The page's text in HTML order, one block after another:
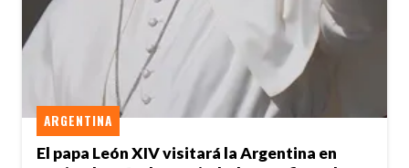
El papa León XIV visitará la Argentina en
ARGENTINA